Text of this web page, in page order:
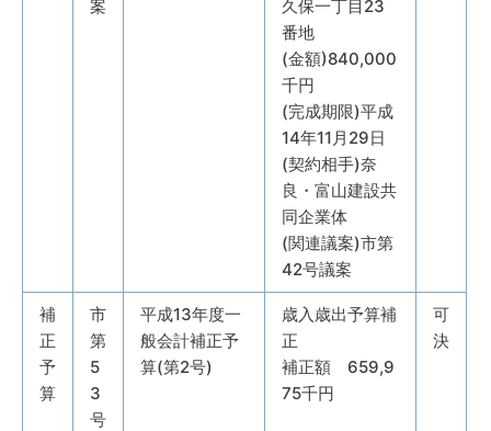
案
久保一丁目23
番地
(金額)840,000
千円
(完成期限)平成
14年11月29日
(契約相手)奈
良・富山建設共
同企業体
(関連議案)市第
42号議案
補
正
予
算
市
第
5
3
号
平成13年度一
般会計補正予
算(第2号)
歳入歳出予算補
正
補正額 659,9
75千円
可
決